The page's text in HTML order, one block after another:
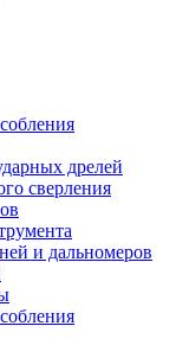
дрелей
сверления
и дальномеров